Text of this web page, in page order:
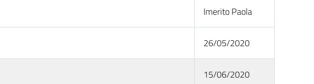
Imerito Paola
26/05/2020
15/06/2020